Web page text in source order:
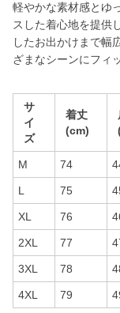
軽やかな素材感とゆ
スした着心地を提供
したお出かけまで幅
ざまなシーンにフィ
サ
イ
ズ
着丈
(cm)
M 74
L 75
XL 76
2XL 77
3XL 78
4XL 79